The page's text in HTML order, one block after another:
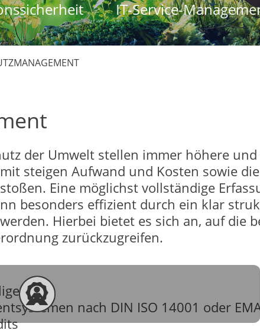
IT-Service-
der Umwelt stellen immer höhere
steigen Aufwand und Kosten sowie die
Eine möglichst vollständige
besonders effizient durch ein klar
Hierbei bietet es sich an, auf die
zurückzugreifen.
nach DIN ISO 14001 oder